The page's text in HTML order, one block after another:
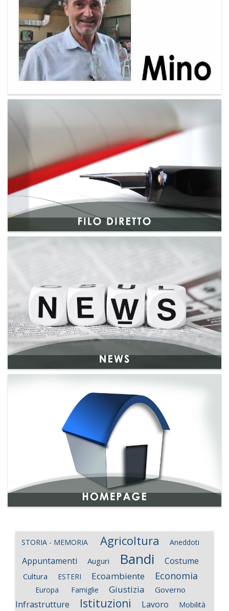
STORIA - MEMORIA Agricoltura Aneddoti
Appuntamenti Auguri Bandi Costume
Cultura ESTERI Ecoambiente Economia
Europa Famiglie Giustizia Governo
Infrastrutture Istituzioni Lavoro
Mobilità